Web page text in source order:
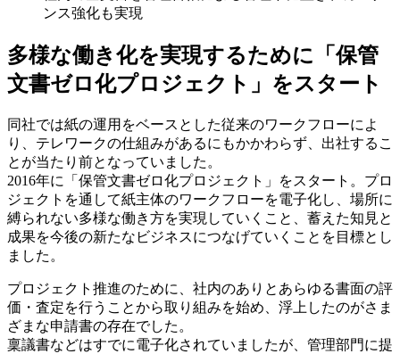
ンス強化も実現
多様な働き化を実現するために「保管
文書ゼロ化プロジェクト」をスタート
同社では紙の運用をベースとした従来のワークフローによ
り、テレワークの仕組みがあるにもかかわらず、出社するこ
とが当たり前となっていました。
2016年に「保管文書ゼロ化プロジェクト」をスタート。プロ
ジェクトを通して紙主体のワークフローを電子化し、場所に
縛られない多様な働き方を実現していくこと、蓄えた知見と
成果を今後の新たなビジネスにつなげていくことを目標とし
ました。
プロジェクト推進のために、社内のありとあらゆる書面の評
価・査定を行うことから取り組みを始め、浮上したのがさま
ざまな申請書の存在でした。
稟議書などはすでに電子化されていましたが、管理部門に提